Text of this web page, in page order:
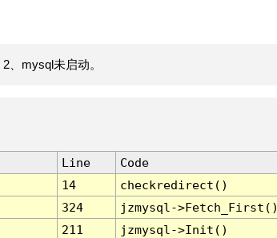
、mysql未启动。
Line
Code
14
checkredirect()
324
jzmysql-
211
jzmysql->Init()